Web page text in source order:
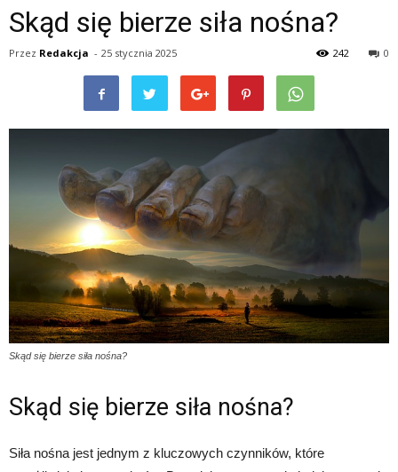
Skąd się bierze siła nośna?
Przez Redakcja - 25 stycznia 2025 0
242
Skąd się bierze siła nośna?
Skąd się bierze siła nośna?
Siła nośna jest jednym z kluczowych czynników, które